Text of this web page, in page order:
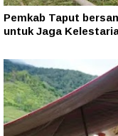
Pemkab Taput
untuk Jaga